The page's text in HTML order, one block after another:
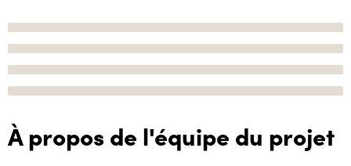
À propos de l'équipe du projet